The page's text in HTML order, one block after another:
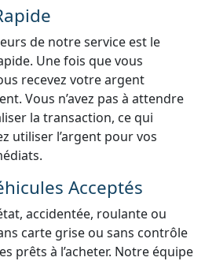
de notre service est le
Une fois que vous
recevez votre argent
Vous n’avez pas à attendre
la transaction, ce qui
utiliser l’argent pour vos
Acceptés
accidentée, roulante ou
carte grise ou sans contrôle
prêts à l’acheter. Notre équipe